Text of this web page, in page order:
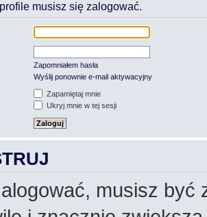
musisz się zalogować.
Zapomniałem hasła
Wyślij ponownie e-mail aktywacyjny
Zapamiętaj mnie
Ukryj mnie w tej sesji
musisz być